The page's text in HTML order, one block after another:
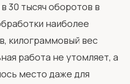
30 тысяч оборотов в
наиболее
килограммовый вес
работа не утомляет, а
место даже для